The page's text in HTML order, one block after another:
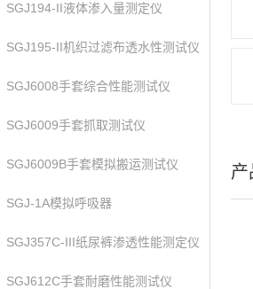
SGJ194-II液体渗入量测定仪
SGJ195-II机织过滤布透水性测试仪
SGJ6008手套综合性能测试仪
SGJ6009手套抓取测试仪
SGJ6009B手套模拟搬运测试仪
SGJ-1A模拟呼吸器
SGJ357C-III纸尿裤渗透性能测定仪
SGJ612C手套耐磨性能测试仪
产